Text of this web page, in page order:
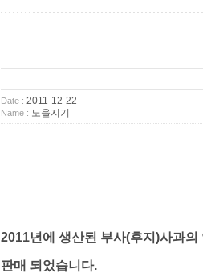
Date : 2011-12-22
Name : 노을지기
2011년에 생산된 부사(후지)사과의
판매 되었습니다.